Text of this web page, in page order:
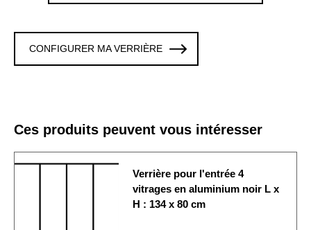
La verrière est fixée sur
les 4 cotés. Cette option
Origine de
fabrication
Produit fabriqué en France
La verrière est
généralement expédiée
sous 10 à 15 jours ouvrés
CONFIGURER MA VERRIÈRE
Ces produits peuvent vous intéresser
Verrière pour l'entrée 4
vitrages en aluminium noir L x
H : 134 x 80 cm